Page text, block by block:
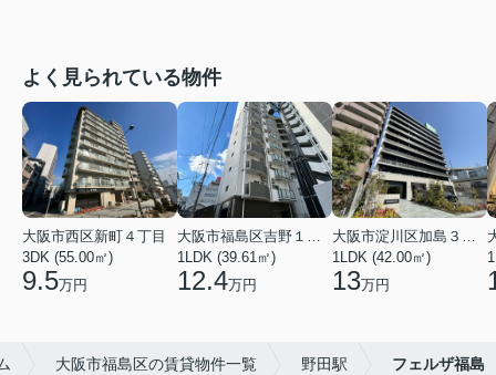
よく見られている物件
大阪市西区新町４丁目
3DK (55.00㎡)
9.5万円
大阪市福島区吉野１丁目
1LDK (39.61㎡)
12.4万円
大阪市淀川区加島３丁目
1LDK (42.00㎡)
13万円
大阪市福島区の賃貸物件一覧 野田駅 フェルザ福島